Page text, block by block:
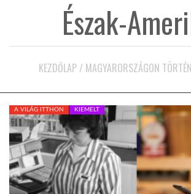
KÖZEL-KELET
AUSZTRÁLIA
Észak-
KEZDŐLAP / MAGYARORSZÁGON
A VILÁG ITTHON KIEMELT